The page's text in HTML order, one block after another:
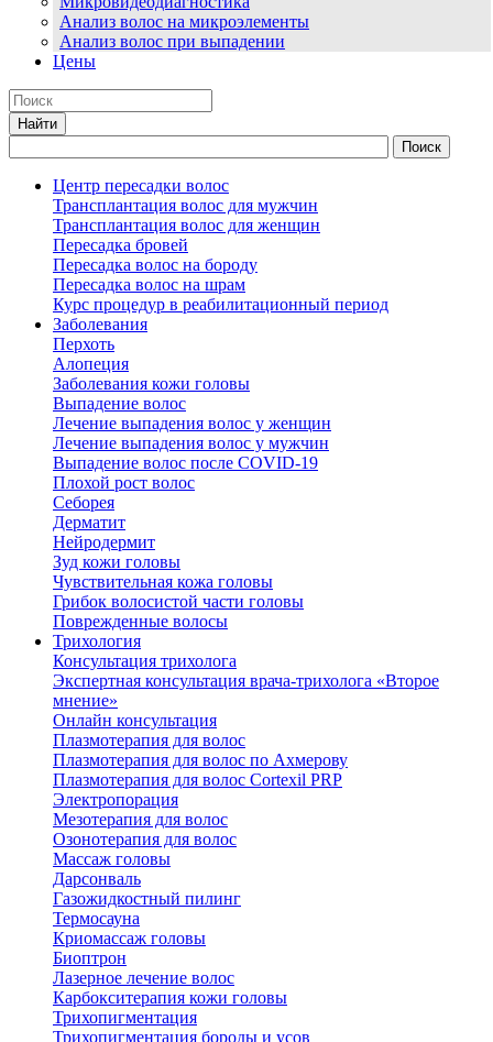
Анализ волос на микроэлементы
Анализ волос при выпадении
Цены
Центр пересадки волос
Трансплантация волос для мужчин
Трансплантация волос для женщин
Пересадка бровей
Пересадка волос на бороду
Пересадка волос на шрам
Курс процедур в реабилитационный период
Заболевания
Перхоть
Алопеция
Заболевания кожи головы
Выпадение волос
Лечение выпадения волос у женщин
Лечение выпадения волос у мужчин
Выпадение волос после COVID-19
Плохой рост волос
Cеборея
Дерматит
Нейродермит
Зуд кожи головы
Чувствительная кожа головы
Грибок волосистой части головы
Поврежденные волосы
Трихология
Консультация трихолога
Экспертная консультация врача-трихолога «Второе
мнение»
Онлайн консультация
Плазмотерапия для волос
Плазмотерапия для волос по Ахмерову
Плазмотерапия для волос Cortexil PRP
Электропорация
Мезотерапия для волос
Озонотерапия для волос
Массаж головы
Дарсонваль
Газожидкостный пилинг
Термосауна
Криомассаж головы
Биоптрон
Лазерное лечение волос
Карбокситерапия кожи головы
Трихопигментация
Трихопигментация бороды и усов